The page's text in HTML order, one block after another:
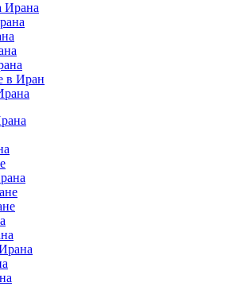
Ирана
в Иран